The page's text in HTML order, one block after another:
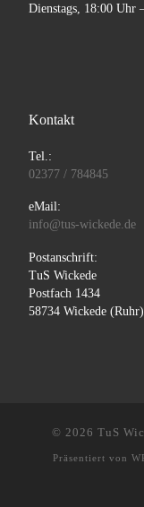
Dienstags, 18:00 Uhr
Kontakt
Tel.:
02377 / 784845
eMail:
info@tus-wickede.de
Postanschrift:
TuS Wickede
Postfach 1434
58734 Wickede (Ruhr)
© 2026 TuS
Präsentiert von